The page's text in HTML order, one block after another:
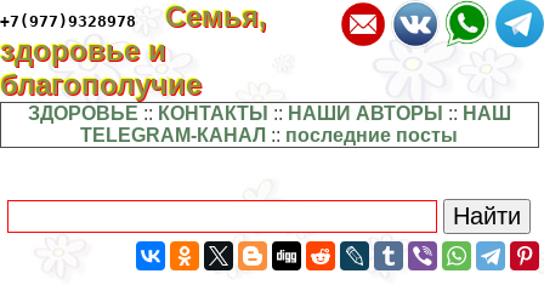
+7(977)9328978
Семья,
здоровье и
благополучие
ЗДОРОВЬЕ :: КОНТАКТЫ :: НАШИ АВТОРЫ :: НАШ
TELEGRAM-КАНАЛ :: последние посты